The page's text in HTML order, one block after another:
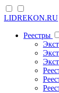
LIDREKON.RU
Реестры